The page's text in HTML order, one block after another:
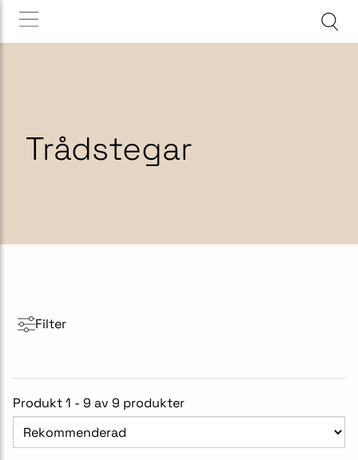
Trådstegar
Filter
Produkt 1 - 9 av 9 produkter